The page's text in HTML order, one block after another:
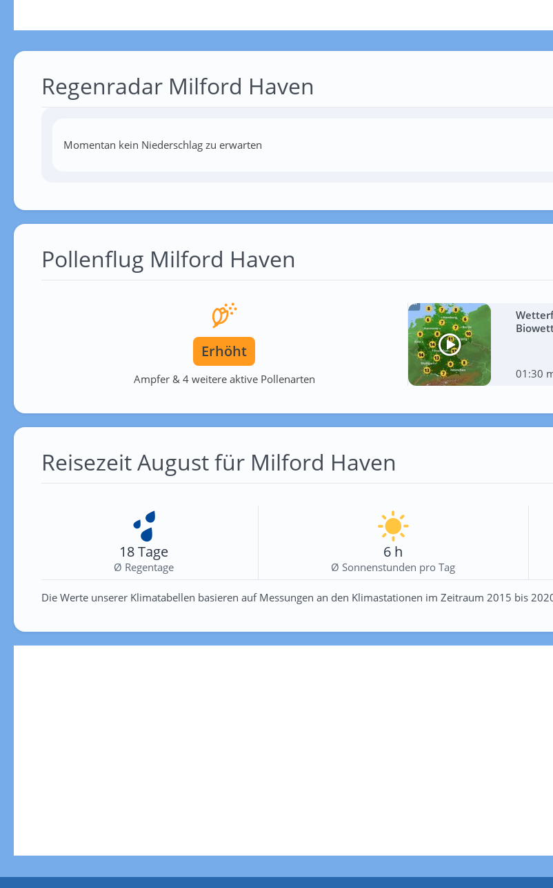
Regenradar Milford Haven
Momentan kein Niederschlag zu erwarten
Pollenflug Milford Haven
Erhöht
Ampfer & 4 weitere aktive Pollenarten 01:30
Reisezeit August für Milford Haven
18 Tage
Ø Regentage
6 h
Ø Sonnenstunden pro Tag
Die Werte unserer Klimatabellen basieren auf Messungen an den Klimastationen im Zeitraum 2015 bis